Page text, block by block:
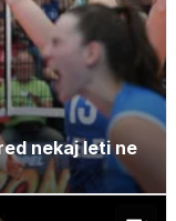
nekaj leti ne